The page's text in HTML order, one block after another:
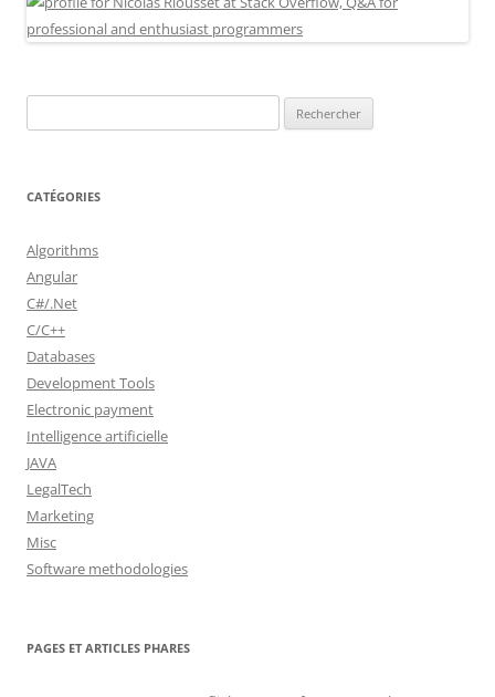
CATÉGORIES
Algorithms
Angular
C#/.Net
C/C++
Databases
Development Tools
Electronic payment
Intelligence artificielle
JAVA
LegalTech
Marketing
Misc
Software methodologies
PAGES ET ARTICLES PHARES